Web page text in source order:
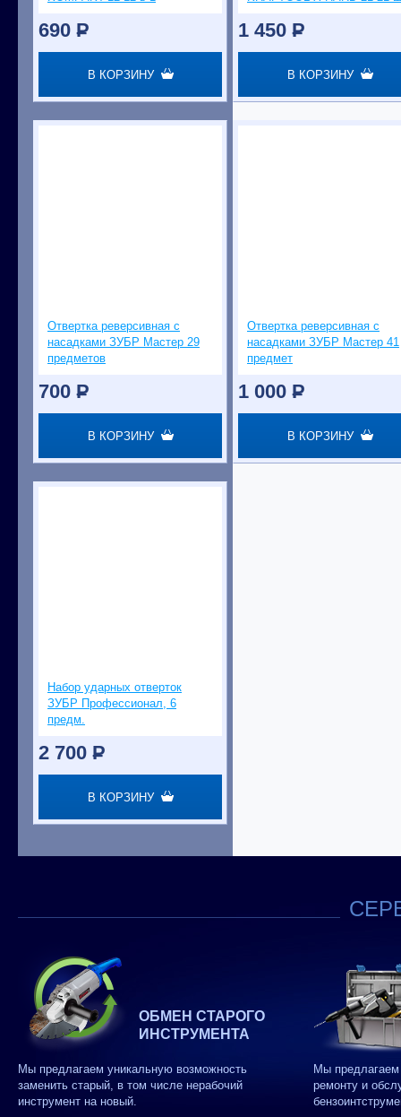
690 P
В КОРЗИНУ
1 450 P
В КОРЗИНУ
Отвертка реверсивная с
насадками ЗУБР Мастер 29
предметов
700 P
В КОРЗИНУ
Отвертка реверсивная с
насадками ЗУБР Мастер 41
предмет
1 000 P
В КОРЗИНУ
Набор ударных отверток
ЗУБР Профессионал, 6
предм.
2 700 P
В КОРЗИНУ
ОБМЕН СТАРОГО
ИНСТРУМЕНТА
Мы предлагаем уникальную возможность
заменить старый, в том числе нерабочий
инструмент на новый.
Мы
ремонту и